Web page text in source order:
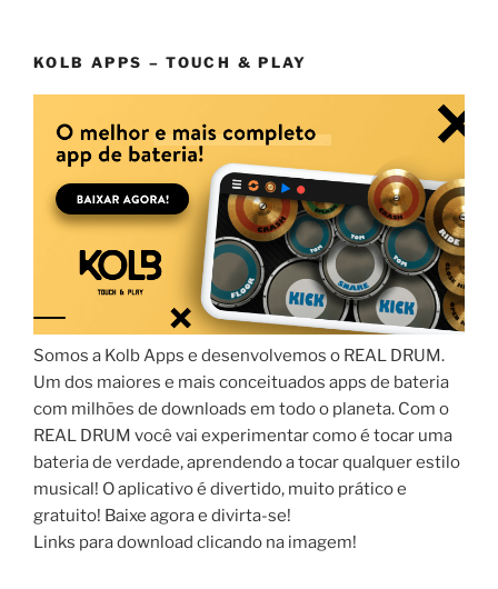
KOLB APPS – TOUCH & PLAY
Somos a Kolb Apps e desenvolvemos o REAL DRUM.
Um dos maiores e mais conceituados apps de bateria
com milhões de downloads em todo o planeta. Com o
REAL DRUM você vai experimentar como é tocar uma
bateria de verdade, aprendendo a tocar qualquer estilo
musical! O aplicativo é divertido, muito prático e
gratuito! Baixe agora e divirta-se!
Links para download clicando na imagem!